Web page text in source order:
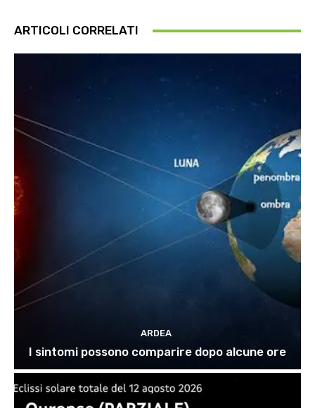
ARTICOLI CORRELATI
ARDEA
I sintomi possono comparire dopo alcune ore